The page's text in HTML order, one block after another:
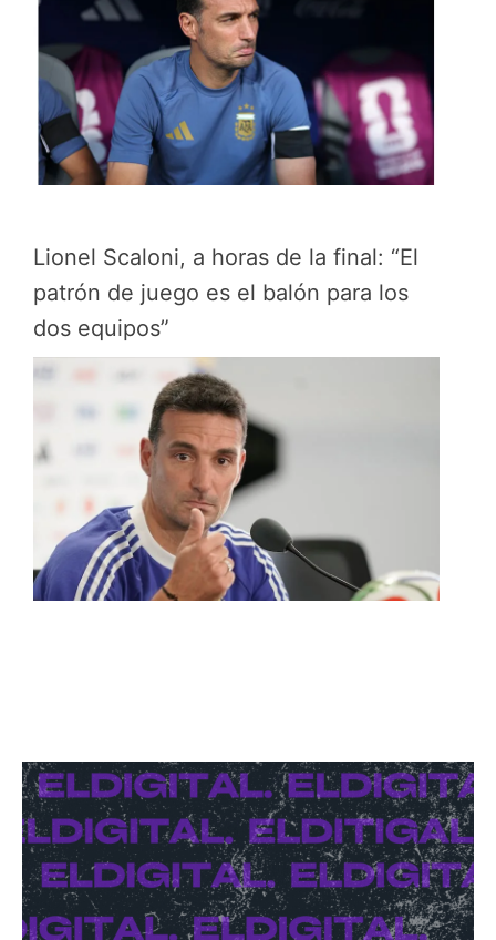
Lionel Scaloni, a horas de la final: “El
patrón de juego es el balón para los
dos equipos”